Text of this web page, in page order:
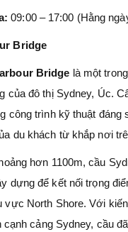
09:00 – 17:00 (Hằng
Bridge
Bridge là một
của đô thị Sydney, Úc.
công trình kỹ thuật đáng
du khách từ khắp nơi
hơn 1100m, cầu
dựng để kết nối trọng
vực North Shore. Với
cạnh cảng Sydney, cầu